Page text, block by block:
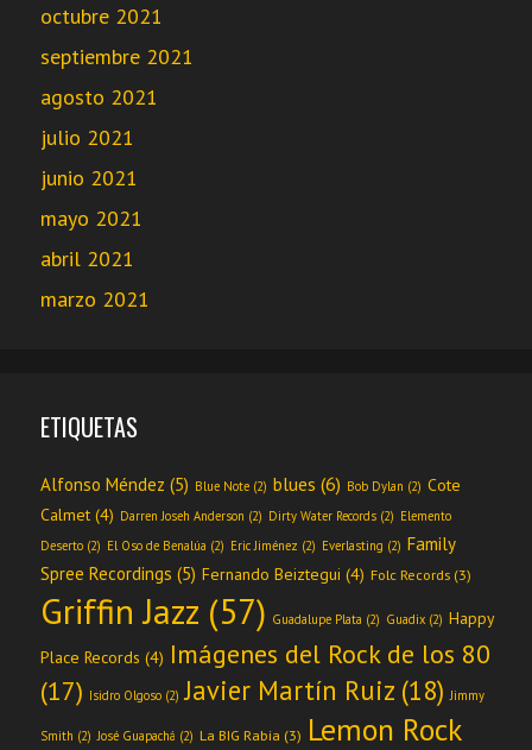
octubre 2021
septiembre 2021
agosto 2021
julio 2021
junio 2021
mayo 2021
abril 2021
marzo 2021
ETIQUETAS
Alfonso Méndez (5) Blue Note (2) blues (6) Bob Dylan (2) Cote
Calmet (4) Darren Joseh Anderson (2) Dirty Water Records (2) Elemento
Deserto (2) El Oso de Benalúa (2) Eric Jiménez (2) Everlasting (2) Family
Spree Recordings (5) Fernando Beiztegui (4) Folc Records (3)
Griffin Jazz (57) Guadalupe Plata (2) Guadix (2) Happy
Place Records (4) Imágenes del Rock de los 80
(17) Isidro Olgoso (2) Javier Martín Ruiz (18) Jimmy
Smith (2) José Guapachá (2) La BIG Rabia (3) Lemon Rock